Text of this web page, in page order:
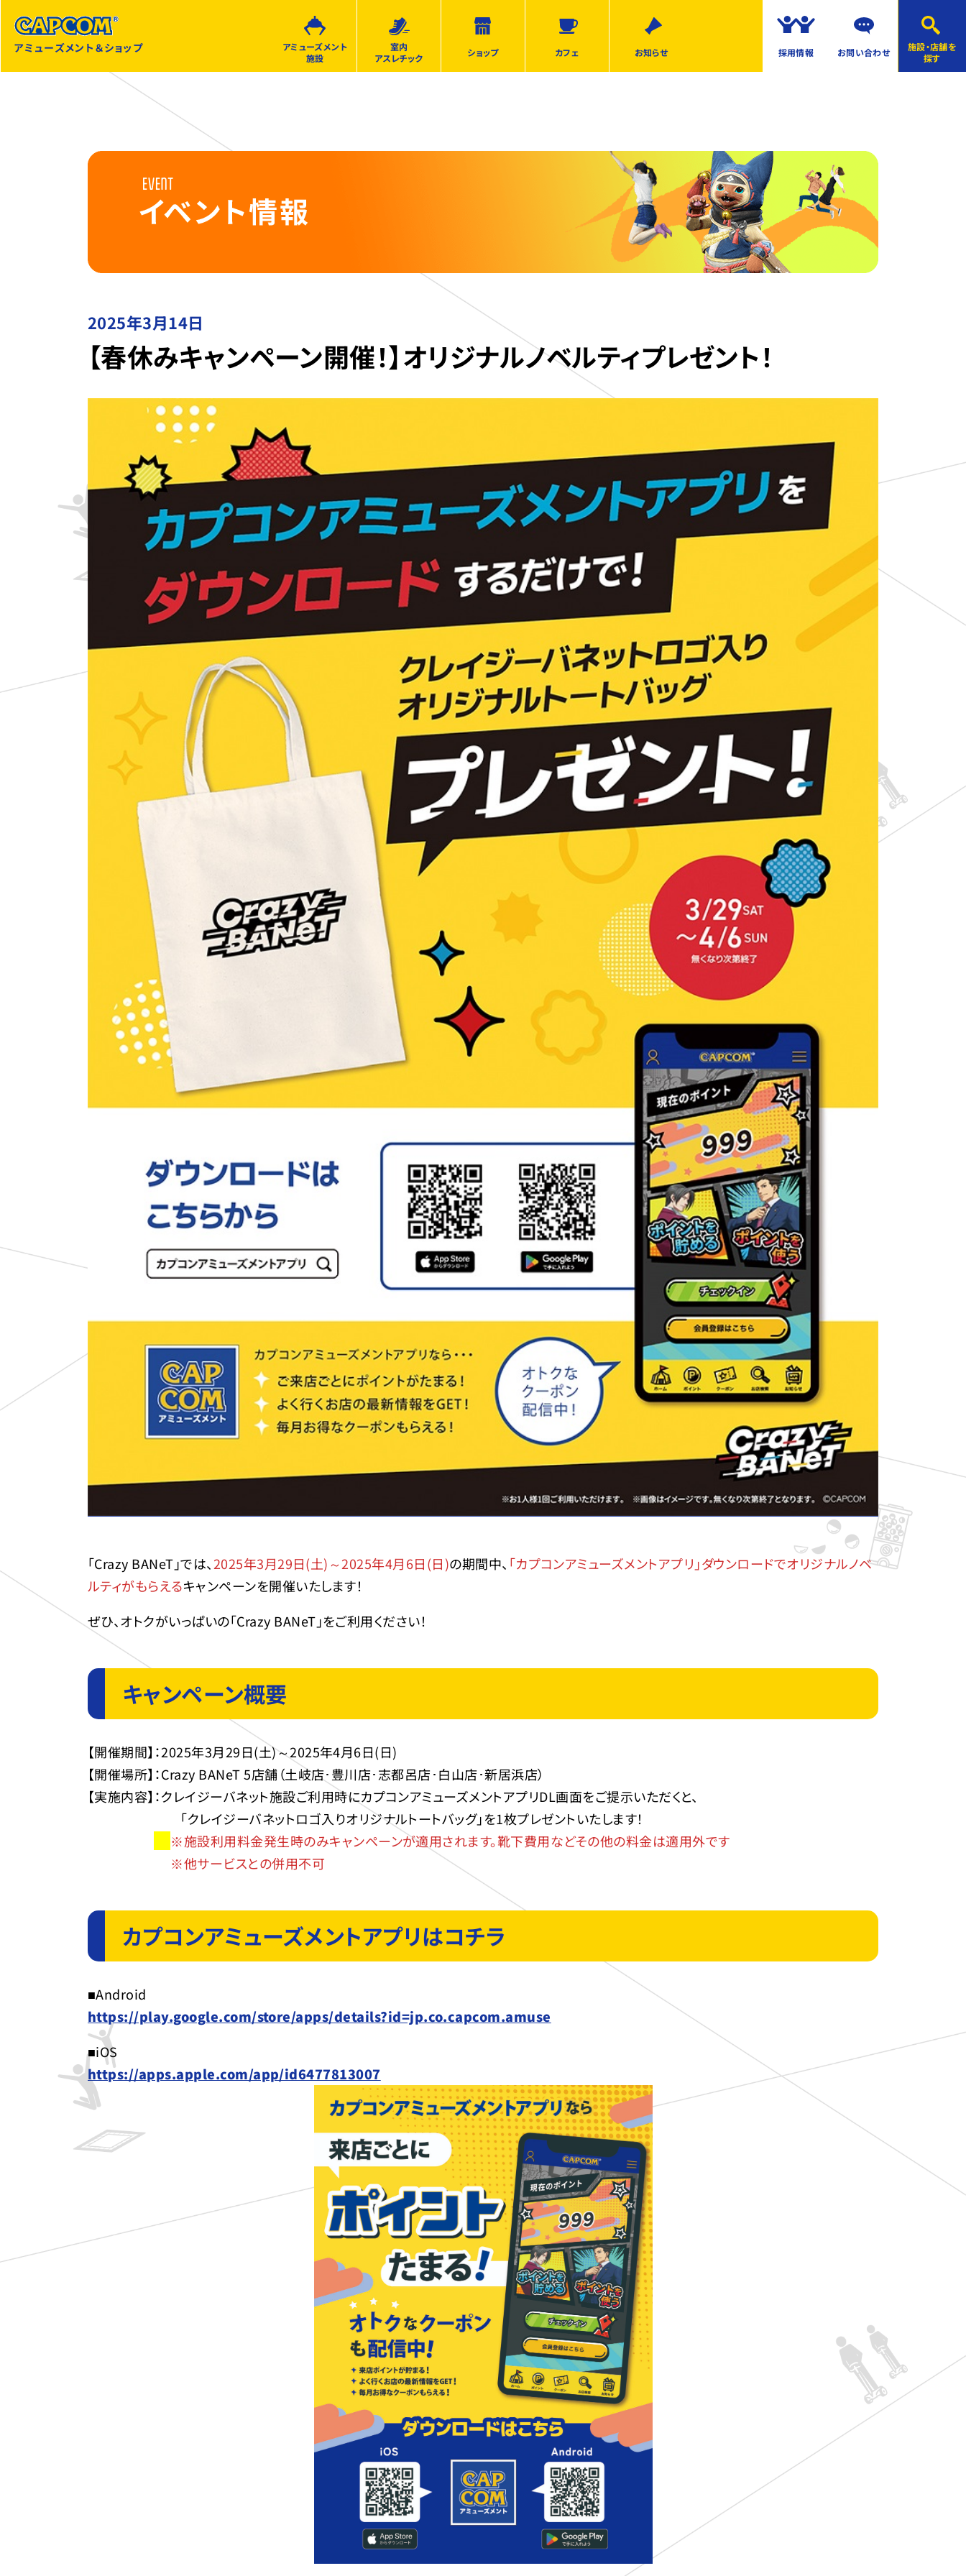
アミューズメント＆ショップ
施設・店舗を
探す
アミューズメント
施設
室内
アスレチック
ショップ カフェ お知らせ 採用情報 お問い合わせ
2025年3月14日
【春休みキャンペーン開催！】オリジナルノベルティプレゼント！
「Crazy BANeT」では、 2025年3月29日(土)～2025年4月6日(日)の期間中、 「カプコンアミューズメントアプリ」ダウンロードでオリジナルノベ
ルティがもらえるキャンペーンを開催いたします！
ぜひ、オトクがいっぱいの「Crazy BANeT」をご利用ください！
キャンペーン概要
【開催期間】：2025年3月29日(土)～2025年4月6日(日)
【開催場所】：Crazy BANeT 5店舗（土岐店･豊川店･志都呂店･白山店･新居浜店）
【実施内容】：クレイジーバネット施設ご利用時にカプコンアミューズメントアプリDL画面をご提示いただくと、
「クレイジーバネットロゴ入りオリジナルトートバッグ」を1枚プレゼントいたします！
※施設利用料金発生時のみキャンペーンが適用されます。靴下費用などその他の料金は適用外です
※他サービスとの併用不可
カプコンアミューズメントアプリはコチラ
■Android
https://play.google.com/store/apps/details?id=jp.co.capcom.amuse
■iOS
https://apps.apple.com/app/id6477813007